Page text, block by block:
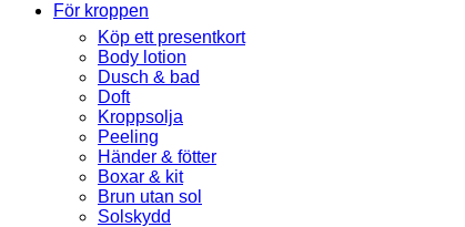
För kroppen
Köp ett presentkort
Body lotion
Dusch & bad
Doft
Kroppsolja
Peeling
Händer & fötter
Boxar & kit
Brun utan sol
Solskydd